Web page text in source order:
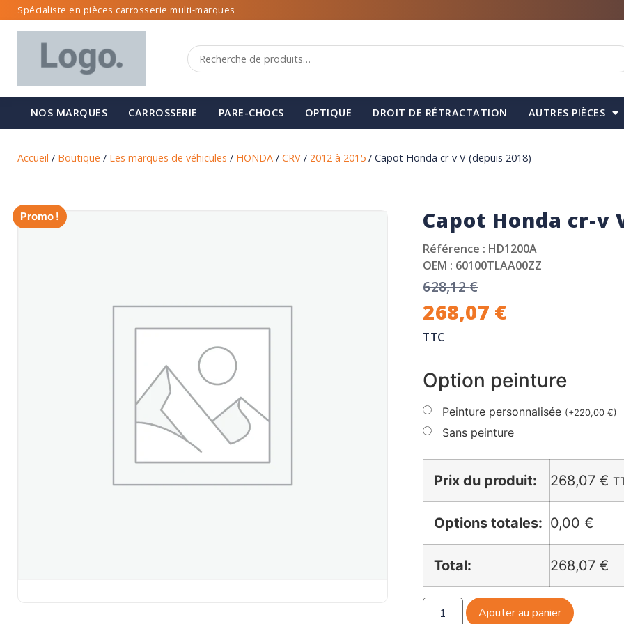
Spécialiste en pièces carrosserie multi-marques
NOS MARQUES CARROSSERIE PARE-CHOCS OPTIQUE DROIT DE RÉTRACTATION AUTRES PIÈCES
Accueil / Boutique / Les marques de véhicules / HONDA / CRV / 2012 à 2015 / Capot Honda cr-v V (depuis 2018)
Promo ! Capot Honda cr-v
Référence : HD1200A
OEM : 60100TLAA00ZZ
628,12€
268,07 €
TTC
Option peinture
Peinture personnalisée (+220,00€)
Sans peinture
Prix du produit: 268,07€
Options totales: 0,00 €
Total: 268,07 €
Ajouter au panier